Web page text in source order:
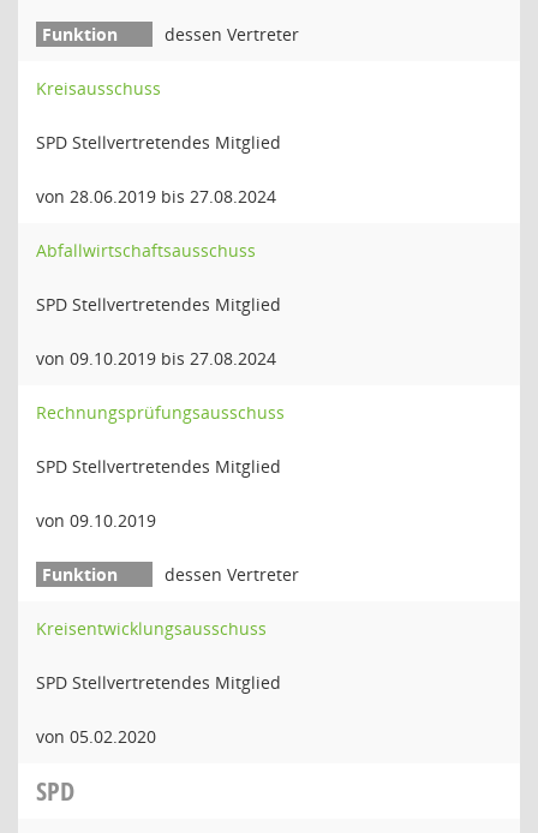
dessen Vertreter
Kreisausschuss
SPD Stellvertretendes Mitglied
von 28.06.2019 bis 27.08.2024
Abfallwirtschaftsausschuss
SPD Stellvertretendes Mitglied
von 09.10.2019 bis 27.08.2024
Rechnungsprüfungsausschuss
SPD Stellvertretendes Mitglied
von 09.10.2019
dessen Vertreter
Kreisentwicklungsausschuss
SPD Stellvertretendes Mitglied
von 05.02.2020
SPD